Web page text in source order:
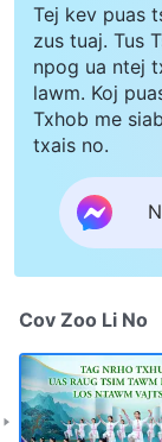
Tej kev puas
zus tuaj. Tus
npog ua ntej
lawm. Koj
Txhob me
txais no.
Cov Zoo Li No